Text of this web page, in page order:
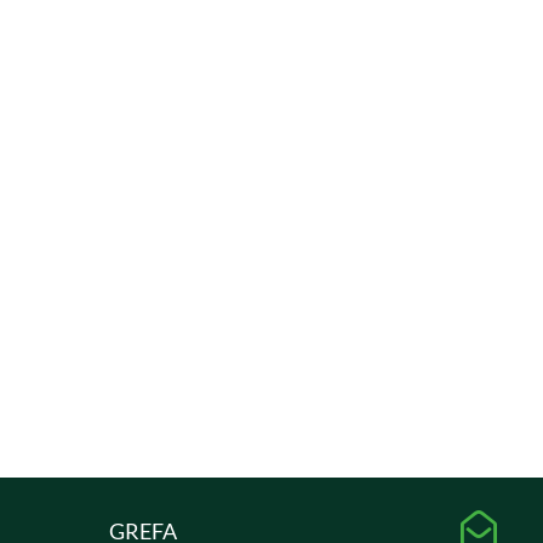
GREFA 